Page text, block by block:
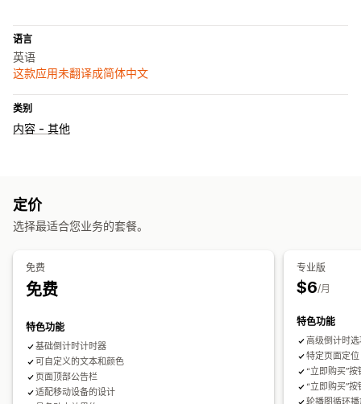
语言
英语
这款应用未翻译成简体中文
类别
内容 - 其他
定价
选择最适合您业务的套餐。
免费
免费
特色功能
基础倒计时计时器
可自定义的文本和颜色
页面顶部公告栏
适配移动设备的设计
专业版
$6/月
特色功能
高级倒计时
特定页面定位
“立即购买”
“立即购买”